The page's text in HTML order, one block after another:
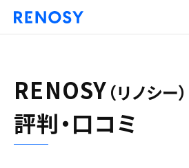
RENOSY （リノシー）
評判・口コミ